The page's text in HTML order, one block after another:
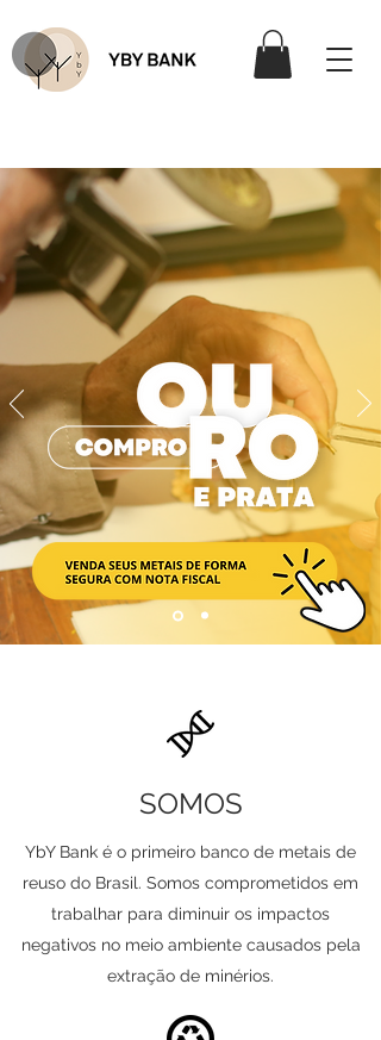
SOMOS
YbY Bank é o primeiro banco de metais de
reuso do Brasil. Somos comprometidos em
trabalhar para diminuir os impactos
negativos no meio ambiente causados pela
extração de minérios.